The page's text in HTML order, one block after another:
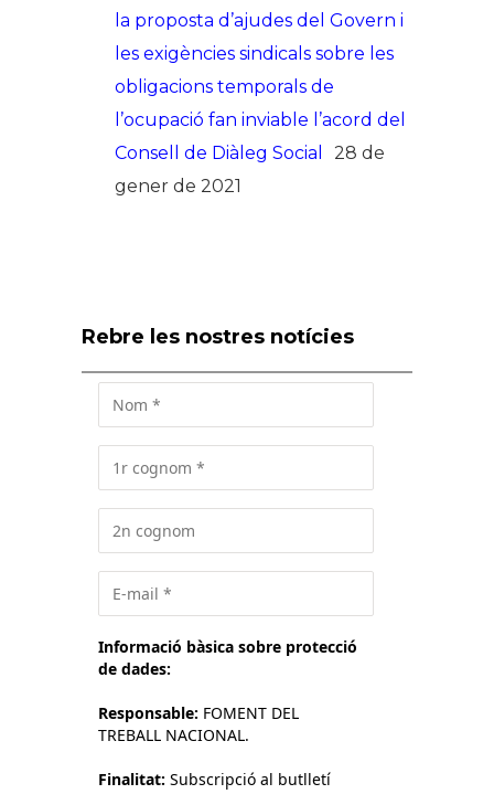
la proposta d’ajudes del Govern i
les exigències sindicals sobre les
obligacions temporals de
l’ocupació fan inviable l’acord del
Consell de Diàleg Social
28 de
gener de 2021
Rebre les nostres notícies
Informació bàsica sobre protecció
de dades:
Responsable: FOMENT DEL
TREBALL NACIONAL.
Finalitat: Subscripció al butlletí